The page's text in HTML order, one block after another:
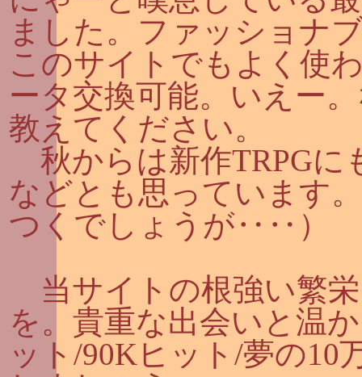
ました。ファッショナ
このサイトでもよく使
ータ交換可能。いえー
教えてください。
秋からは新作TRPGに
などとも思っています
つくでしょうが‥‥）
当サイトの根強い繁
を。貴重な出会いと温
ット/90Kヒット/夢の10